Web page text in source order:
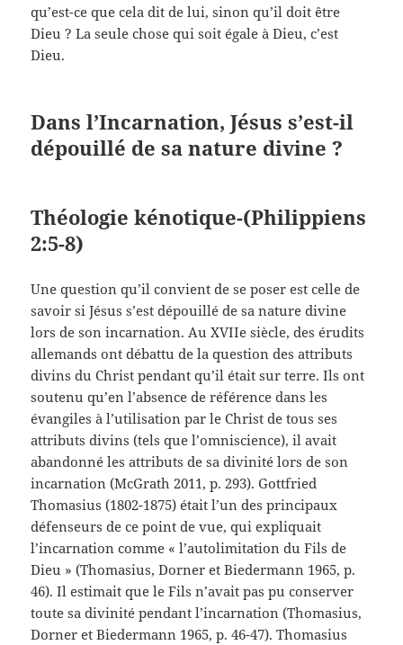
qu’est-ce que cela dit de lui, sinon qu’il doit être
Dieu ? La seule chose qui soit égale à Dieu, c’est
Dieu.
Dans l’Incarnation, Jésus s’est-il
dépouillé de sa nature divine ?
Théologie kénotique-(Philippiens
2:5-8)
Une question qu’il convient de se poser est celle de
savoir si Jésus s’est dépouillé de sa nature divine
lors de son incarnation. Au XVIIe siècle, des érudits
allemands ont débattu de la question des attributs
divins du Christ pendant qu’il était sur terre. Ils ont
soutenu qu’en l’absence de référence dans les
évangiles à l’utilisation par le Christ de tous ses
attributs divins (tels que l’omniscience), il avait
abandonné les attributs de sa divinité lors de son
incarnation (McGrath 2011, p. 293). Gottfried
Thomasius (1802-1875) était l’un des principaux
défenseurs de ce point de vue, qui expliquait
l’incarnation comme « l’autolimitation du Fils de
Dieu » (Thomasius, Dorner et Biedermann 1965, p.
46). Il estimait que le Fils n’avait pas pu conserver
toute sa divinité pendant l’incarnation (Thomasius,
Dorner et Biedermann 1965, p. 46-47). Thomasius